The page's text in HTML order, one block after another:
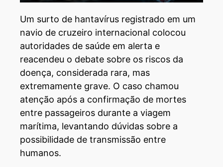
Um surto de hantavírus registrado em um
navio de cruzeiro internacional colocou
autoridades de saúde em alerta e
reacendeu o debate sobre os riscos da
doença, considerada rara, mas
extremamente grave. O caso chamou
atenção após a confirmação de mortes
entre passageiros durante a viagem
marítima, levantando dúvidas sobre a
possibilidade de transmissão entre
humanos.